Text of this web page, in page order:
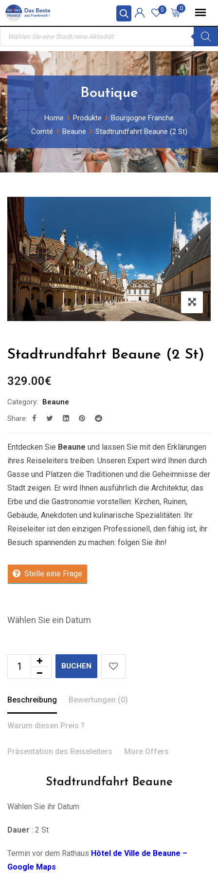
Skip
content
0
0
Products
search
Boutique
Home Produkte
Bourgogne Franche
Comté
Beaune Stadtrundfahrt Beaune (2 St)
Stadtrundfahrt Beaune (2 St)
329.00€
Category:
Beaune
Share:
Entdecken Sie Beaune und lassen Sie mit den Erklärungen
ihres Reiseleiters treiben. Unseren Expert wird Ihnen durch
Gasse und Platzen die Traditionen und die Geheimnisse der
Stadt zeigen. Er wird Ihnen ausführlich die Architektur, das
Erbe und die Gastronomie vorstellen: Kirchen, Ruinen,
Gebäude, Anekdoten und kulinarische Spezialitäten. Ihr
Reiseleiter ist den einzigen Professionell, den fähig ist, ihr
Besuch spannenden zu machen: folgen Sie ihn!
Stelle eine Frage
Wählen Sie ein Datum
BUCHEN
Beschreibung Bewertungen (0)
Warum diesen Preis ?
Präsentation des Reiseleiters More Offers
Stadtrundfahrt Beaune
Wählen Sie ihr Datum
Dauer : 2 St
Termin vor dem Rathaus Hôtel de Ville de Beaune –
Google Maps